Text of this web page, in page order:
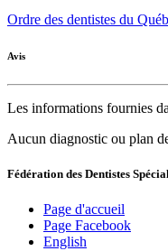
Ordre des dentistes du
Avis
Les informations fournies
Aucun diagnostic ou plan
Fédération des Dentistes
Page d'accueil
Page Facebook
English